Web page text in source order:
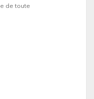
de toute